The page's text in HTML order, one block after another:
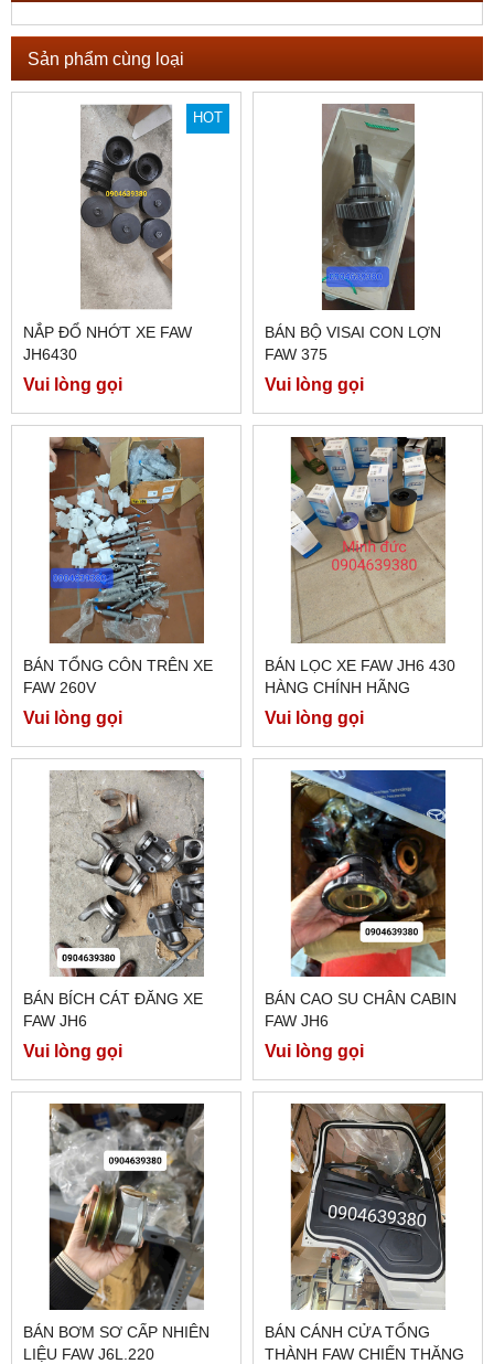
Sản phẩm cùng loại
HOT
NẮP ĐỔ NHỚT XE FAW
JH6430
Vui lòng gọi
BÁN BỘ VISAI CON LỢN
FAW 375
Vui lòng gọi
BÁN TỔNG CÔN TRÊN XE
FAW 260V
Vui lòng gọi
BÁN LỌC XE FAW JH6 430
HÀNG CHÍNH HÃNG
Vui lòng gọi
BÁN BÍCH CÁT ĐĂNG XE
FAW JH6
Vui lòng gọi
BÁN CAO SU CHÂN CABIN
FAW JH6
Vui lòng gọi
BÁN BƠM SƠ CẤP NHIÊN
LIỆU FAW J6L.220
BÁN CÁNH CỬA TỔNG
THÀNH FAW CHIẾN THĂNG